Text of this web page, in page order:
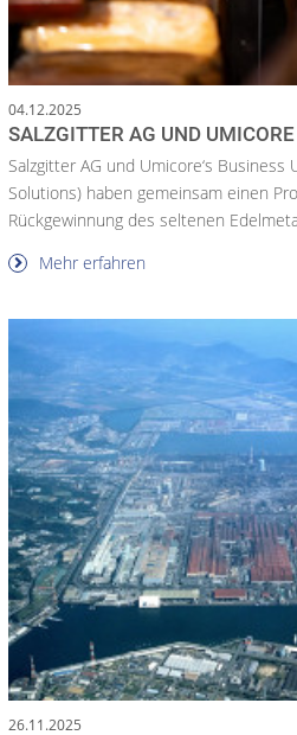
04.12.2025
SALZGITTER AG UND
Salzgitter AG und Umicore‘s
Solutions) haben gemeinsam einen
Rückgewinnung des seltenen
Mehr erfahren
26.11.2025